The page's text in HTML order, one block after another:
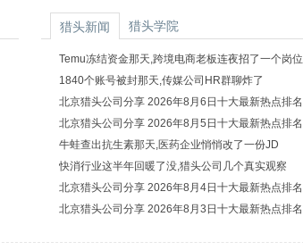
猎头新闻 猎头学院
Temu冻结资金那天,跨境电商老板连夜招了一个岗位
1840个账号被封那天,传媒公司HR群聊炸了
北京猎头公司分享 2026年8月6日十大最新热点排名
北京猎头公司分享 2026年8月5日十大最新热点排名
牛蛙查出抗生素那天,医药企业悄悄改了一份JD
快消行业这半年回暖了没,猎头公司几个真实观察
北京猎头公司分享 2026年8月4日十大最新热点排名
北京猎头公司分享 2026年8月3日十大最新热点排名